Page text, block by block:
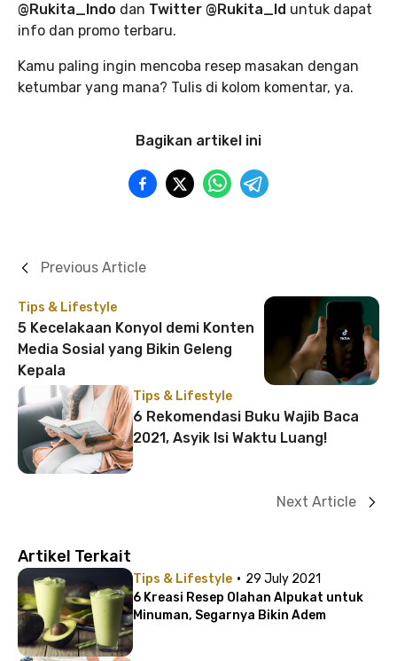
@Rukita_Indo dan Twitter @Rukita_Id untuk dapat
info dan promo terbaru.
Kamu paling ingin mencoba resep masakan dengan
ketumbar yang mana? Tulis di kolom komentar, ya.
Bagikan artikel ini
Tips & Lifestyle
5 Kecelakaan Konyol demi Konten
Media Sosial yang Bikin Geleng
Kepala
Previous Article
Tips & Lifestyle
6 Rekomendasi Buku Wajib Baca
2021, Asyik Isi Waktu Luang!
Next Article
Artikel Terkait
Tips & Lifestyle · 29 July 2021
6 Kreasi Resep Olahan Alpukat untuk
Minuman, Segarnya Bikin Adem